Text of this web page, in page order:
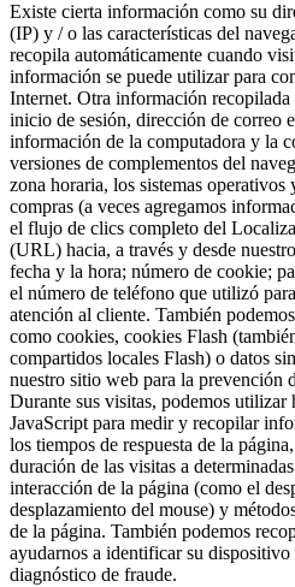
Existe cierta información como su
(IP) y / o las características del
recopila automáticamente cuando
información se puede utilizar para
Internet. Otra información recopilada
inicio de sesión, dirección de correo
información de la computadora y la
versiones de complementos del
zona horaria, los sistemas
compras (a veces agregamos
el flujo de clics completo del
(URL) hacia, a través y desde
fecha y la hora; número de cookie;
el número de teléfono que utilizó
atención al cliente. También
como cookies, cookies Flash
compartidos locales Flash) o datos
nuestro sitio web para la prevención
Durante sus visitas, podemos utilizar
JavaScript para medir y recopilar
los tiempos de respuesta de la
duración de las visitas a
interacción de la página (como el
desplazamiento del mouse) y
de la página. También podemos
ayudarnos a identificar su
diagnóstico de fraude.